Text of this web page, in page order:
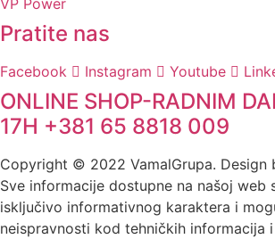
VP Power
Pratite nas
Facebook Instagram Youtube
ONLINE SHOP-RADNIM
17H +381 65 8818 009
Copyright © 2022 VamalGrupa. Design
Sve informacije dostupne na našoj web
isključivo informativnog karaktera i
neispravnosti kod tehničkih informacija